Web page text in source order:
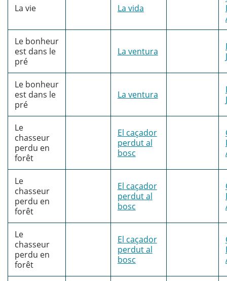
La vie La vida
Le bonheur
est dans le
pré
La ventura
Le bonheur
est dans le
pré
La ventura
Le
chasseur
perdu en
forêt
El caçador
perdut al
bosc
Le
chasseur
perdu en
forêt
El caçador
perdut al
bosc
Le
chasseur
perdu en
forêt
El caçador
perdut al
bosc